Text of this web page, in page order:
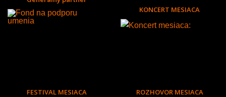
KONCERT MESIACA
FESTIVAL MESIACA ROZHOVOR MESIACA